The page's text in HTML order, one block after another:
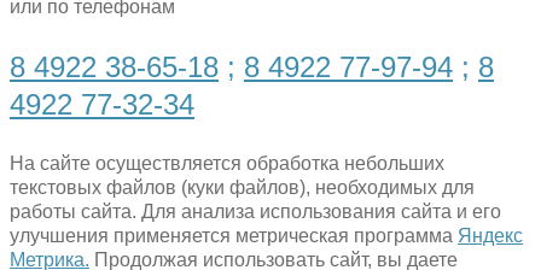
или по телефонам
8 4922 38-65-18 ; 8 4922 77-97-94 ; 8
4922 77-32-34
На сайте осуществляется обработка небольших
текстовых файлов (куки файлов), необходимых для
работы сайта. Для анализа использования сайта и его
улучшения применяется метрическая программа Яндекс
Метрика. Продолжая использовать сайт, вы даете